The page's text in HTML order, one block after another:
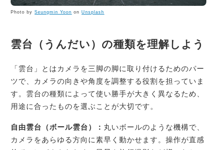
Photo bySeungmin Yoon onUnsplash
雲台（うんだい）の種類を理解しよう
「雲台」とはカメラを三脚の脚に取り付けるためのパー
ツで、カメラの向きや角度を調整する役割を担っていま
す。雲台の種類によって使い勝手が大きく異なるため、
用途に合ったものを選ぶことが大切です。
自由雲台（ボール雲台）： 丸いボールのような機構で、
カメラをあらゆる方向に素早く動かせます。操作が直感